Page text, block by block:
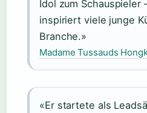
Idol zum Schauspieler
inspiriert viele junge
Branche.»
Madame Tussauds
«Er startete als